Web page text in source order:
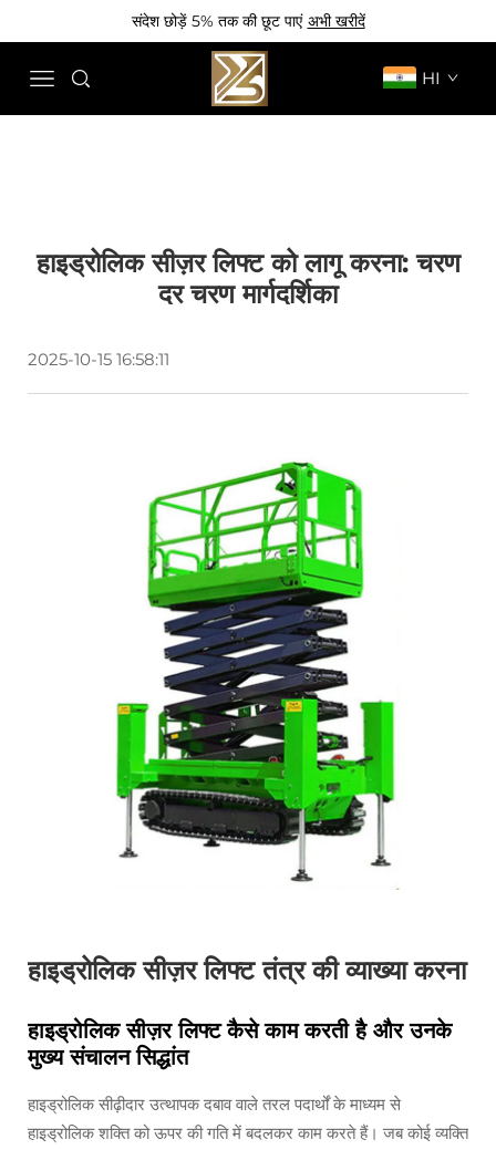
संदेश छोड़ें 5% तक की छूट पाएं अभी खरीदें
HI
हाइड्रोलिक सीज़र लिफ्ट को लागू करना: चरण
दर चरण मार्गदर्शिका
2025-10-15 16:58:11
हाइड्रोलिक सीज़र लिफ्ट तंत्र की व्याख्या करना
हाइड्रोलिक सीज़र लिफ्ट कैसे काम करती है और उनके
मुख्य संचालन सिद्धांत
हाइड्रोलिक सीढ़ीदार उत्थापक दबाव वाले तरल पदार्थों के माध्यम से
हाइड्रोलिक शक्ति को ऊपर की गति में बदलकर काम करते हैं। जब कोई व्यक्ति